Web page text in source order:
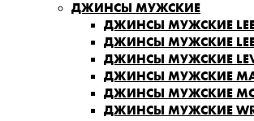
ДЖИНСЫ МУЖСКИЕ
ДЖИНСЫ МУЖСКИЕ
ДЖИНСЫ МУЖСКИЕ LEE
ДЖИНСЫ МУЖСКИЕ
ДЖИНСЫ МУЖСКИЕ
ДЖИНСЫ МУЖСКИЕ
ДЖИНСЫ МУЖСКИЕ